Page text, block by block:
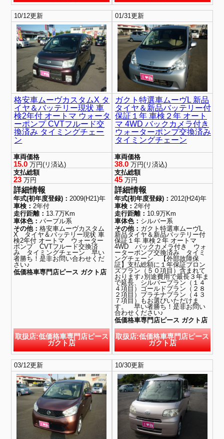
10/12更新
格安車ムーヴカスタムX タ
イヤ＆バッテリー現状 車
検2年付 オートマ ウォータ
ーポンプ CVTフルード交
換済み タイミングチェー
ン
車両価格
15.0 万円(リ済込)
支払総額
23 万円
詳細情報
年式(初年度登録)：2009(H21)年
車検：2年付
走行距離： 13.7万Km
車体色：パープル系
その他：格安車ムーヴカスタム
X タイヤ＆バッテリー現状 車
検2年付 オートマ ウォーター
ポンプ CVTフルード交換済
み タイミングチェーン 早い
者勝ち！是非お問い合わせくだ
さい♪
低価格車専門店ピース ガクト店
取扱店:低価格車専門店ピース
ガクト店
01/31更新
ガクト特選車ムーヴL 新品
タイヤ＆新品バッテリー付
保証１年 車検２年 オート
マ 4WD バックカメラ付き
ウォーターポンプ交換済み
タイミングチェーン
車両価格
38.0万円(リ済込)
支払総額
45万円
詳細情報
年式(初年度登録)： 2012(H24)年
車検： 2年付
走行距離： 10.9万Km
車体色： シルバー系
その他： ガクト特選車ムーヴL
新品タイヤ＆新品バッテリー付
保証１年 車検２年 オートマ
4WD バックカメラ付き ウォ
ーターポンプ交換済み タイミ
ングチェーン 【外部故障保
証】支払総額に１年保証ブロン
ズプラン（５０項目）含まれて
おります♪別途費用で最長３年ま
で延長、シルバープラン（１４
４項目）ゴールドプラン（２８
２項目）プラチナプラン（４３
７項目）もお選びいただけま
す。 早い者勝ち！是非お問い
合わせください♪
低価格車専門店ピース ガクト店
取扱店:低価格車専門店ピース
ガクト店
03/12更新 10/30更新